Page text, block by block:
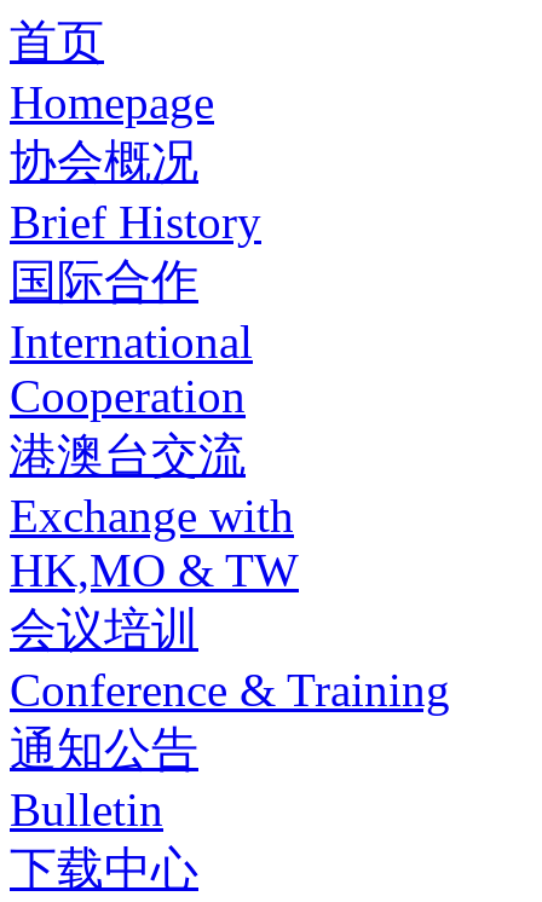
首页
Homepage
协会概况
Brief History
国际合作
International
Cooperation
港澳台交流
Exchange with
HK,MO & TW
会议培训
Conference & Training
通知公告
Bulletin
下载中心